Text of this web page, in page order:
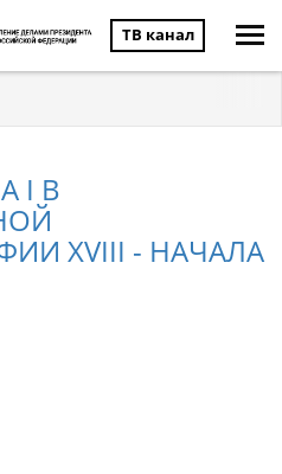
ТВ канал
I В
XVIII - НАЧАЛА